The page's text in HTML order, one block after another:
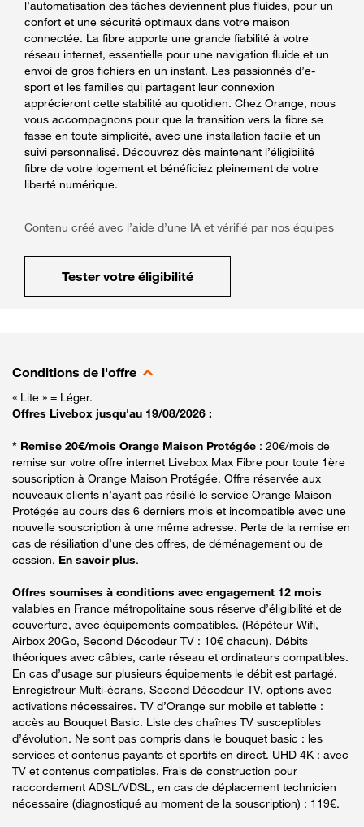
l’automatisation des tâches deviennent plus fluides, pour un
confort et une sécurité optimaux dans votre maison
connectée. La fibre apporte une grande fiabilité à votre
réseau internet, essentielle pour une navigation fluide et un
envoi de gros fichiers en un instant. Les passionnés d’e-
sport et les familles qui partagent leur connexion
apprécieront cette stabilité au quotidien. Chez Orange, nous
vous accompagnons pour que la transition vers la fibre se
fasse en toute simplicité, avec une installation facile et un
suivi personnalisé. Découvrez dès maintenant l’éligibilité
fibre de votre logement et bénéficiez pleinement de votre
liberté numérique.
Contenu créé avec l’aide d’une IA et vérifié par nos équipes
Tester votre éligibilité
Conditions de l'offre
« Lite » = Léger.
Offres Livebox jusqu'au 19/08/2026 :
* Remise 20€/mois Orange Maison Protégée : 20€/mois de
remise sur votre offre internet Livebox Max Fibre pour toute 1ère
souscription à Orange Maison Protégée. Offre réservée aux
nouveaux clients n’ayant pas résilié le service Orange Maison
Protégée au cours des 6 derniers mois et incompatible avec une
nouvelle souscription à une même adresse. Perte de la remise en
cas de résiliation d’une des offres, de déménagement ou de
cession. En savoir plus.
Offres soumises à conditions avec engagement 12 mois
valables en France métropolitaine sous réserve d’éligibilité et de
couverture, avec équipements compatibles. (Répéteur Wifi,
Airbox 20Go, Second Décodeur TV : 10€ chacun). Débits
théoriques avec câbles, carte réseau et ordinateurs compatibles.
En cas d’usage sur plusieurs équipements le débit est partagé.
Enregistreur Multi-écrans, Second Décodeur TV, options avec
activations nécessaires. TV d’Orange sur mobile et tablette :
accès au Bouquet Basic. Liste des chaînes TV susceptibles
d’évolution. Ne sont pas compris dans le bouquet basic : les
services et contenus payants et sportifs en direct. UHD 4K : avec
TV et contenus compatibles. Frais de construction pour
raccordement ADSL/VDSL, en cas de déplacement technicien
nécessaire (diagnostiqué au moment de la souscription) : 119€.